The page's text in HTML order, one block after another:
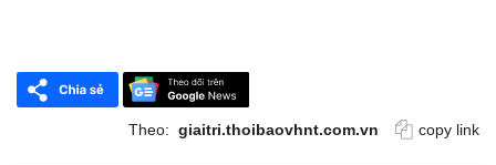
Theo: giaitri.thoibaovhnt.com.vn copy link